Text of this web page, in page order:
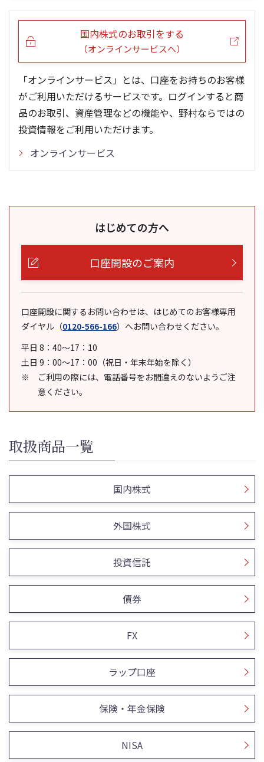
国内株式のお取引をする
（オンラインサービスへ）
「オンラインサービス」とは、口座をお持ちのお客様
がご利用いただけるサービスです。ログインすると商
品のお取引、資産管理などの機能や、野村ならではの
投資情報をご利用いただけます。
オンラインサービス
はじめての方へ
口座開設のご案内
口座開設に関するお問い合わせは、はじめてのお客様専用
ダイヤル （0120-566-166） へお問い合わせください。
平日 8：40～17：10
土日 9：00～17：00（祝日・年末年始を除く）
ご利用の際には、電話番号をお間違えのないようご注
意ください。
取扱商品一覧
国内株式
外国株式
投資信託
債券
FX
ラップ口座
保険・年金保険
NISA